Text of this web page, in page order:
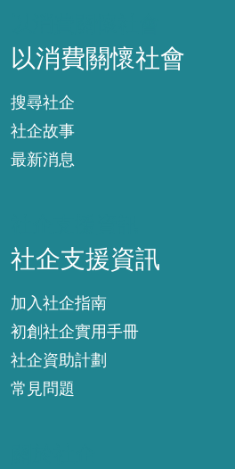
以消費關懷社會
搜尋社企
社企故事
最新消息
社企支援資訊
加入社企指南
初創社企實用手冊
社企資助計劃
常見問題